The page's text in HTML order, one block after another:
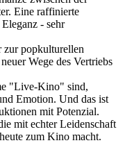
Eine raffinierte
- sehr
zur popkulturellen
Wege des Vertriebs
"Live-Kino" sind,
Emotion. Und das ist
mit Potenzial.
mit echter Leidenschaft
zum Kino macht.